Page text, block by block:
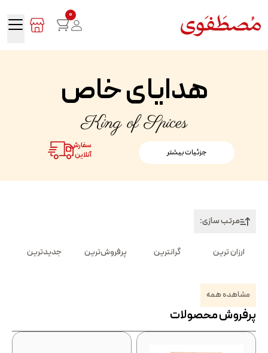
0
هدایای خاص
King of Spices
سفارش
آنلاین
جزئیات بیشتر
مرتب سازی:
ارزان ترین گرانترین پرفروش‌ترین جدیدترین
مشاهده همه
پرفروش محصولات